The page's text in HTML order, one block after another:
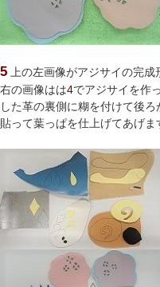
5 上の左画像がアジサイの完成
右の画像はは4でアジサイを作
した革の裏側に糊を付けて後
貼って葉っぱを仕上げてあげま